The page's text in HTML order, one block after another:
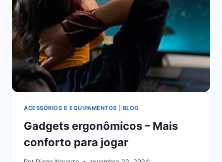
ACESSÓRIOS E EQUIPAMENTOS BLOG
Gadgets ergonômicos – Mais
conforto para jogar